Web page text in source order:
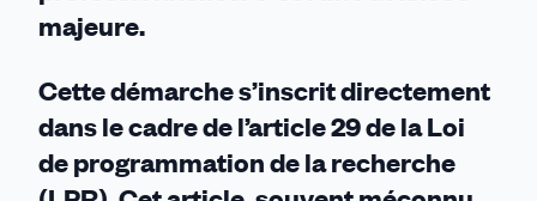
majeure.
Cette démarche s’inscrit directement
dans le cadre de l’article 29 de la Loi
de programmation de la recherche